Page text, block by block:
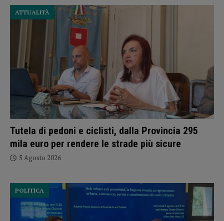
Tutela di pedoni e ciclisti, dalla Provincia 295
mila euro per rendere le strade più sicure
ATTUALITÀ
5 Agosto 2026
POLITICA